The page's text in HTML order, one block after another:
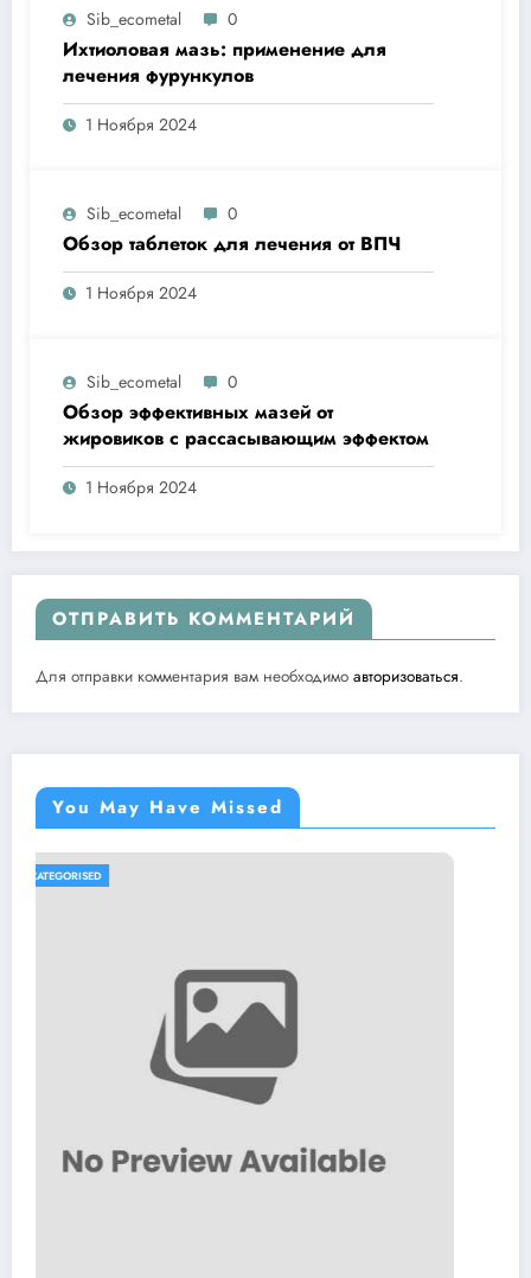
Sib_ecometal 0
Ихтиоловая мазь: применение для
лечения фурункулов
1 Ноября 2024
Sib_ecometal 0
Обзор таблеток для лечения от ВПЧ
1 Ноября 2024
Sib_ecometal 0
Обзор эффективных мазей от
жировиков с рассасывающим эффектом
1 Ноября 2024
ОТПРАВИТЬ КОММЕНТАРИЙ
Для отправки комментария вам необходимо авторизоваться.
You May Have Missed